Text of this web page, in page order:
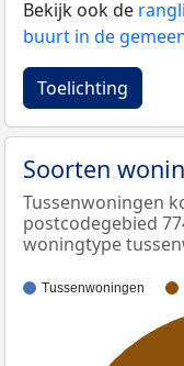
Bekijk ook de
buurt in de
Toelichting
Soorten
Tussenwoningen
postcodegebied
woningtype
Tussenwoningen